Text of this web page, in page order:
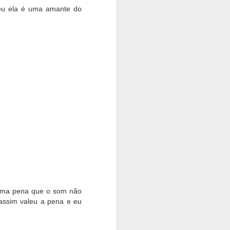
ela é uma amante do
pena que o som não
valeu a pena e eu